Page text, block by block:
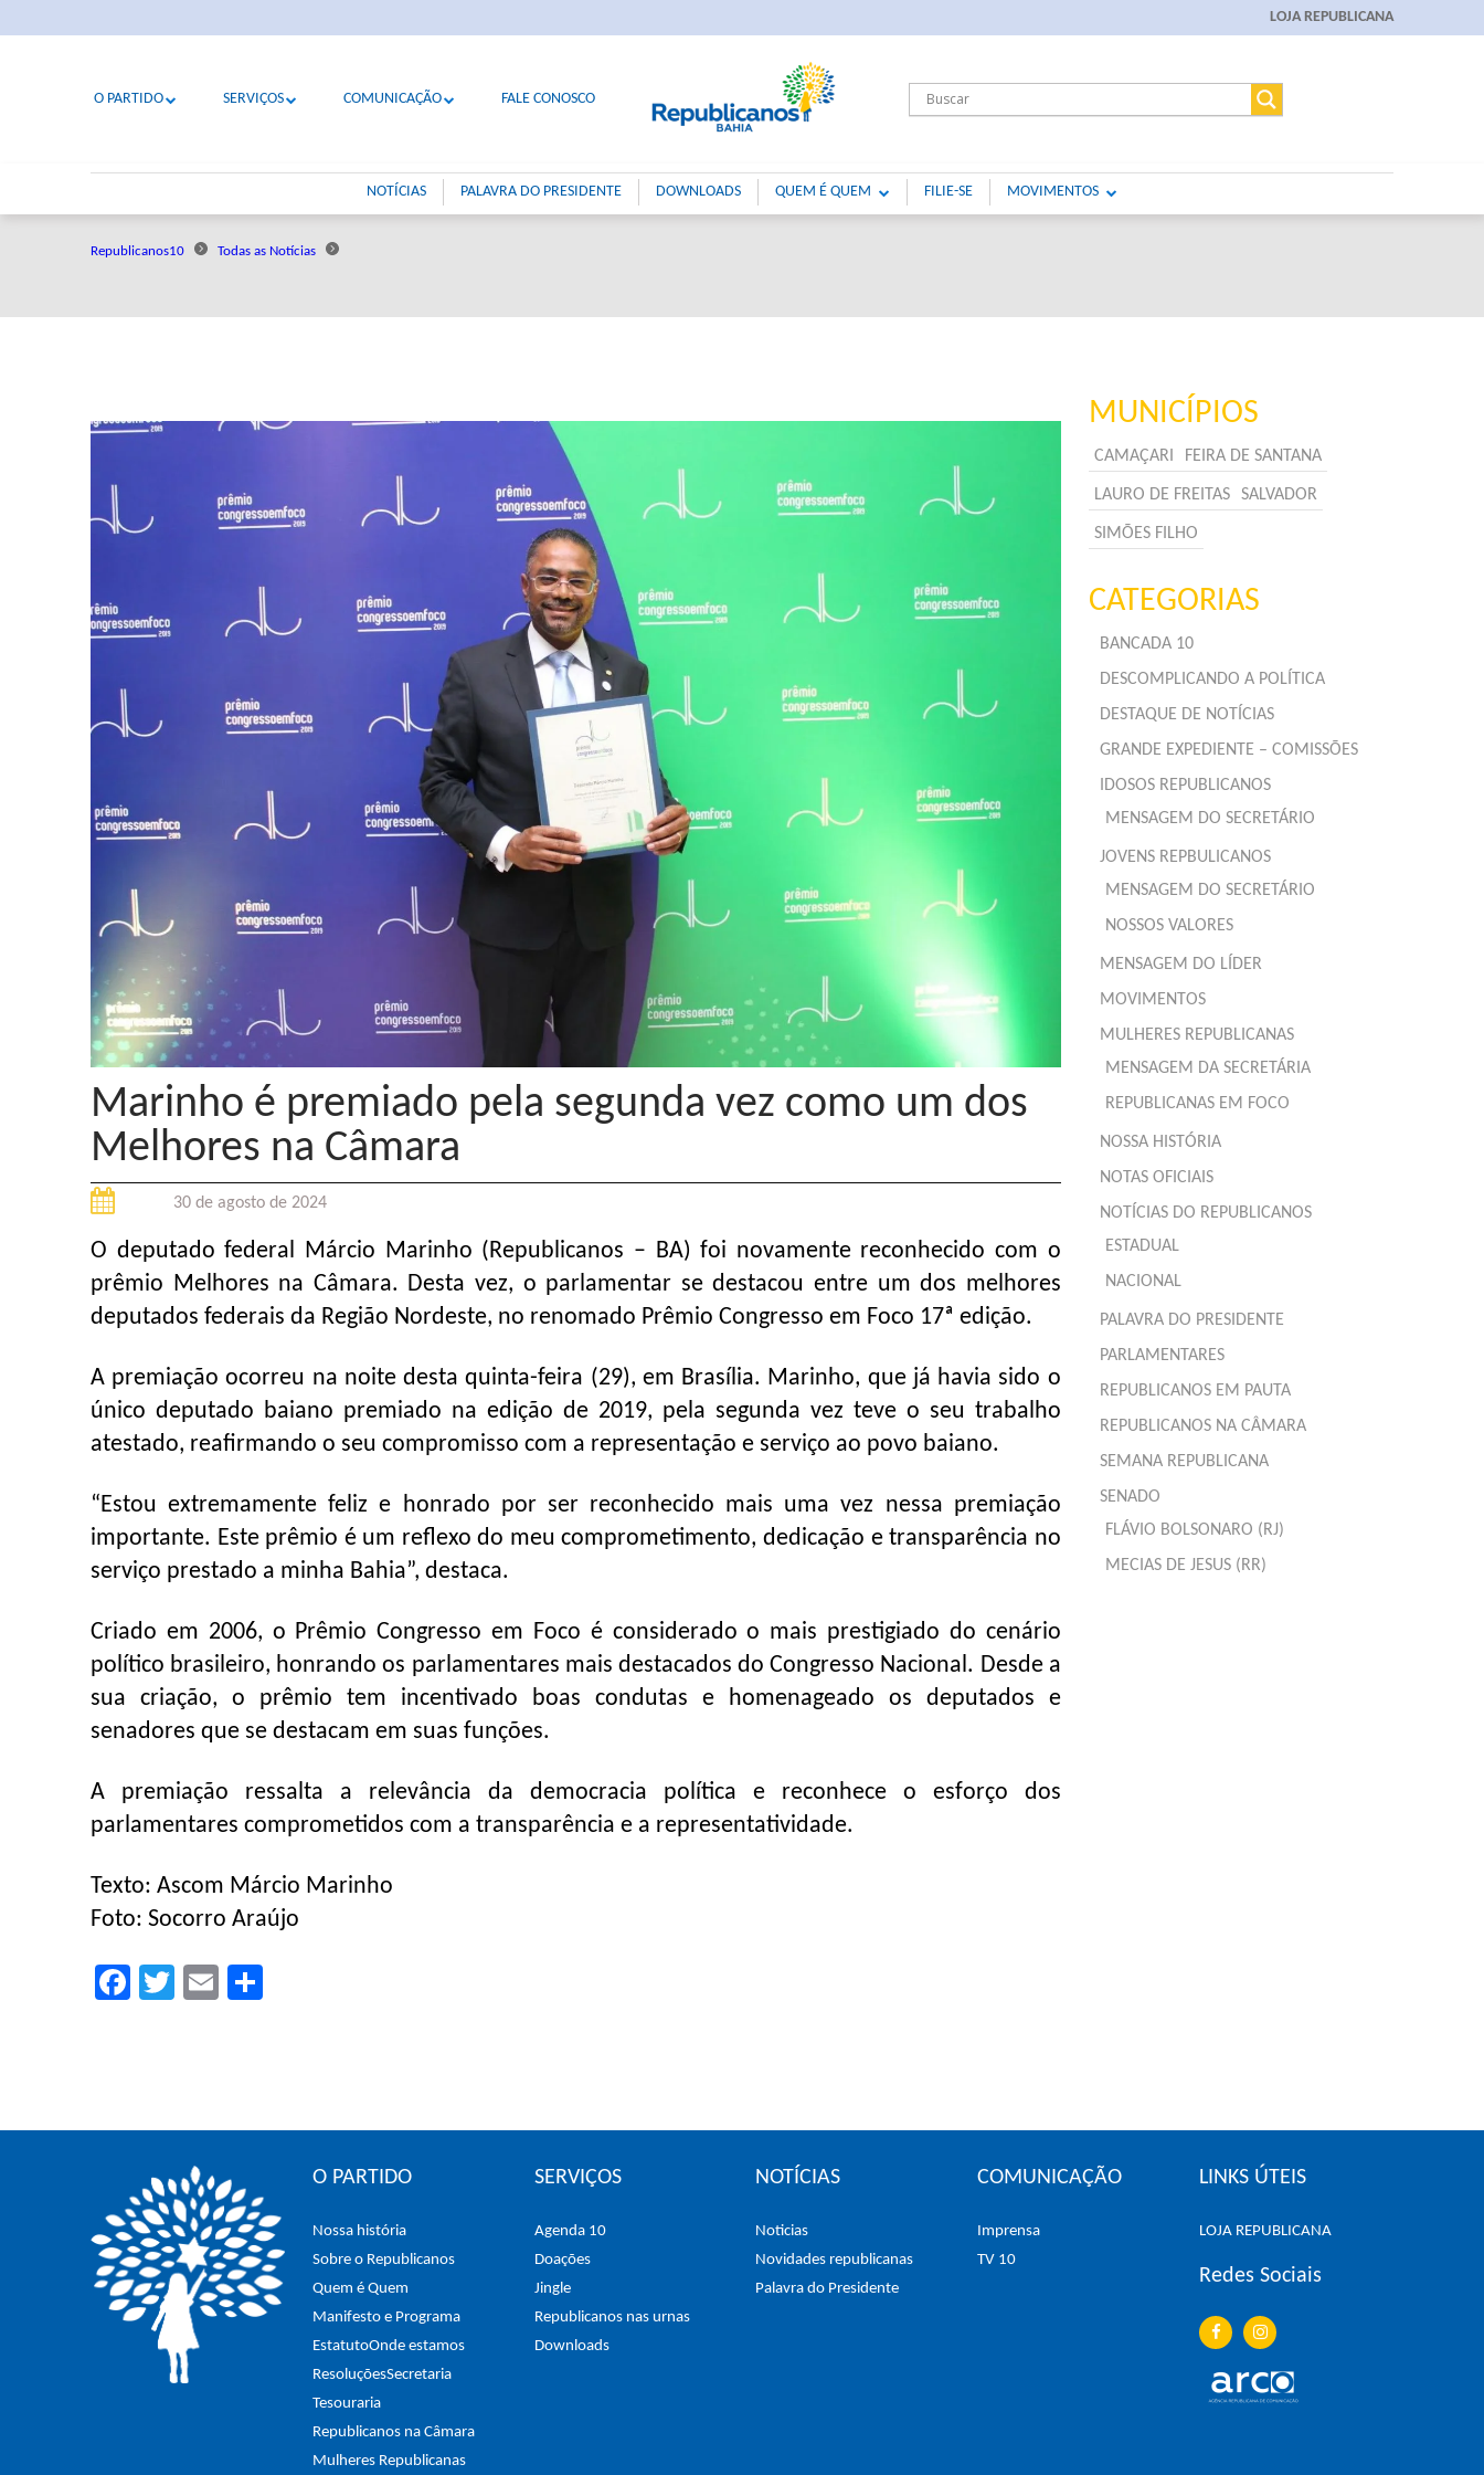
LOJA REPUBLICANA
O PARTIDO SERVIÇOS COMUNICAÇÃO FALE CONOSCO
NOTÍCIAS PALAVRA DO PRESIDENTE DOWNLOADS QUEM É QUEM FILIE-SE MOVIMENTOS
Republicanos10 Todas as Notícias
Marinho é premiado pela segunda vez como um dos
Melhores na Câmara
30 de agosto de 2024
O deputado federal Márcio Marinho (Republicanos – BA) foi novamente reconhecido com o
prêmio Melhores na Câmara. Desta vez, o parlamentar se destacou entre um dos melhores
deputados federais da Região Nordeste, no renomado Prêmio Congresso em Foco 17ª edição.
A premiação ocorreu na noite desta quinta-feira (29), em Brasília. Marinho, que já havia sido o
único deputado baiano premiado na edição de 2019, pela segunda vez teve o seu trabalho
atestado, reafirmando o seu compromisso com a representação e serviço ao povo baiano.
“Estou extremamente feliz e honrado por ser reconhecido mais uma vez nessa premiação
importante. Este prêmio é um reflexo do meu comprometimento, dedicação e transparência no
serviço prestado a minha Bahia”, destaca.
Criado em 2006, o Prêmio Congresso em Foco é considerado o mais prestigiado do cenário
político brasileiro, honrando os parlamentares mais destacados do Congresso Nacional. Desde a
sua criação, o prêmio tem incentivado boas condutas e homenageado os deputados e
senadores que se destacam em suas funções.
A premiação ressalta a relevância da democracia política e reconhece o esforço dos
parlamentares comprometidos com a transparência e a representatividade.
Texto: Ascom Márcio Marinho
Foto: Socorro Araújo
Facebook
TwitterEmail
MUNICÍPIOS
CAMAÇARI FEIRA DE SANTANA
LAURO DE FREITAS SALVADOR
SIMÕES FILHO
CATEGORIAS
BANCADA 10
DESCOMPLICANDO A POLÍTICA
DESTAQUE DE NOTÍCIAS
GRANDE EXPEDIENTE – COMISSÕES
IDOSOS REPUBLICANOS
MENSAGEM DO SECRETÁRIO
JOVENS REPBULICANOS
MENSAGEM DO SECRETÁRIO
NOSSOS VALORES
MENSAGEM DO LÍDER
MOVIMENTOS
MULHERES REPUBLICANAS
MENSAGEM DA SECRETÁRIA
REPUBLICANAS EM FOCO
NOSSA HISTÓRIA
NOTAS OFICIAIS
NOTÍCIAS DO REPUBLICANOS
ESTADUAL
NACIONAL
PALAVRA DO PRESIDENTE
PARLAMENTARES
REPUBLICANOS EM PAUTA
REPUBLICANOS NA CÂMARA
SEMANA REPUBLICANA
SENADO
FLÁVIO BOLSONARO (RJ)
MECIAS DE JESUS (RR)
O PARTIDO
Nossa história
Sobre o Republicanos
Quem é Quem
Manifesto e Programa
EstatutoOnde estamos
ResoluçõesSecretaria
Tesouraria
Republicanos na Câmara
Mulheres Republicanas
SERVIÇOS
Agenda 10
Doações
Jingle
Republicanos nas urnas
Downloads
NOTÍCIAS
Noticias
Novidades republicanas
Palavra do Presidente
COMUNICAÇÃO
Imprensa
TV 10
LINKS ÚTEIS
LOJA REPUBLICANA
Redes Sociais